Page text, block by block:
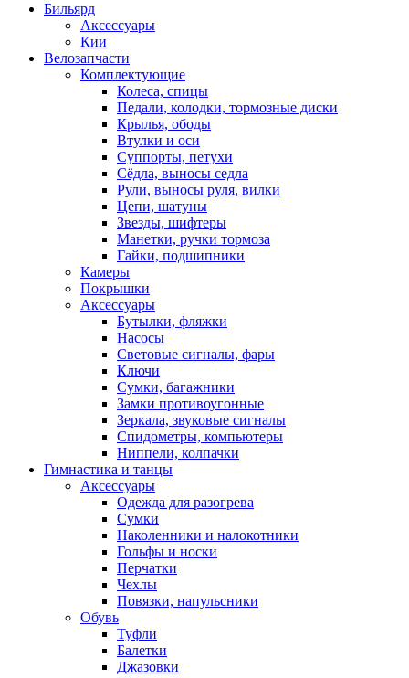
Бильярд
Аксессуары
Кии
Велозапчасти
Комплектующие
Колеса, спицы
Педали, колодки, тормозные диски
Крылья, ободы
Втулки и оси
Суппорты, петухи
Сёдла, выносы седла
Рули, выносы руля, вилки
Цепи, шатуны
Звезды, шифтеры
Манетки, ручки тормоза
Гайки, подшипники
Камеры
Покрышки
Аксессуары
Бутылки, фляжки
Насосы
Световые сигналы, фары
Ключи
Сумки, багажники
Замки противоугонные
Зеркала, звуковые сигналы
Спидометры, компьютеры
Ниппели, колпачки
Гимнастика и танцы
Аксессуары
Одежда для разогрева
Сумки
Наколенники и налокотники
Гольфы и носки
Перчатки
Чехлы
Повязки, напульсники
Обувь
Туфли
Балетки
Джазовки